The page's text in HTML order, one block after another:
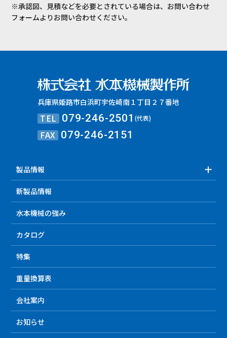
※承認図、見積などを必要とされている場合は、お問い合わせ
フォームよりお問い合わせください。
兵庫県姫路市白浜町宇佐崎南１丁目２７番地
TEL 079-246-2501(代表)
FAX 079-246-2151
製品情報
新製品情報
水本機械の強み
カタログ
特集
重量換算表
会社案内
お知らせ